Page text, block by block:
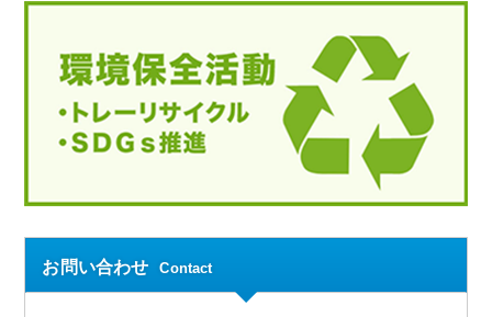
お問い合わせ Contact